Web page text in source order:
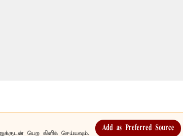
பெற கிளிக் செய்யவும்.
Add as Preferred Source